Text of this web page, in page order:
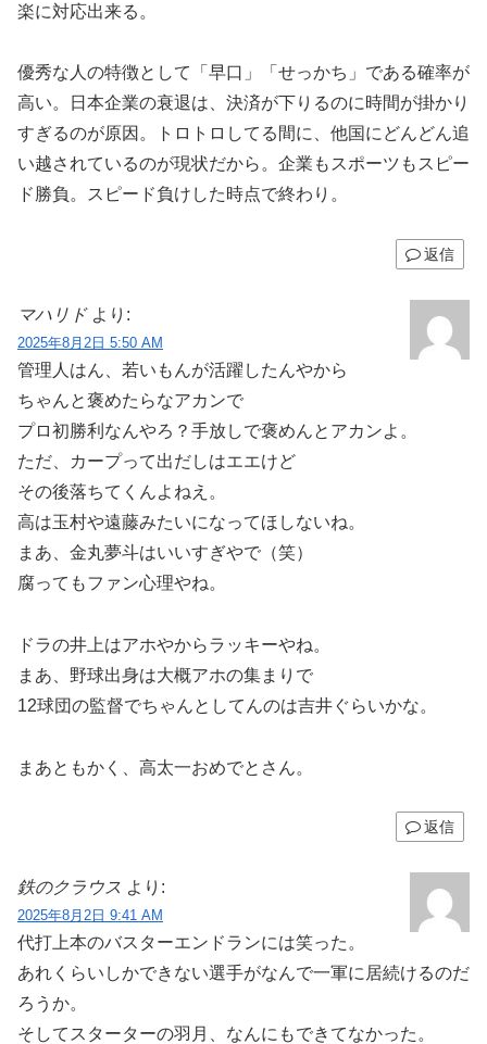
楽に対応出来る。
優秀な人の特徴として「早口」「せっかち」である確率が
高い。日本企業の衰退は、決済が下りるのに時間が掛かり
すぎるのが原因。トロトロしてる間に、他国にどんどん追
い越されているのが現状だから。企業もスポーツもスピー
ド勝負。スピード負けした時点で終わり。
返信
マハリド より:
2025年8月2日 5:50 AM
管理人はん、若いもんが活躍したんやから
ちゃんと褒めたらなアカンで
プロ初勝利なんやろ？手放しで褒めんとアカンよ。
ただ、カープって出だしはエエけど
その後落ちてくんよねえ。
高は玉村や遠藤みたいになってほしないね。
まあ、金丸夢斗はいいすぎやで（笑）
腐ってもファン心理やね。
ドラの井上はアホやからラッキーやね。
まあ、野球出身は大概アホの集まりで
12球団の監督でちゃんとしてんのは吉井ぐらいかな。
まあともかく、高太一おめでとさん。
返信
鉄のクラウス より:
2025年8月2日 9:41 AM
代打上本のバスターエンドランには笑った。
あれくらいしかできない選手がなんで一軍に居続けるのだ
ろうか。
そしてスターターの羽月、なんにもできてなかった。